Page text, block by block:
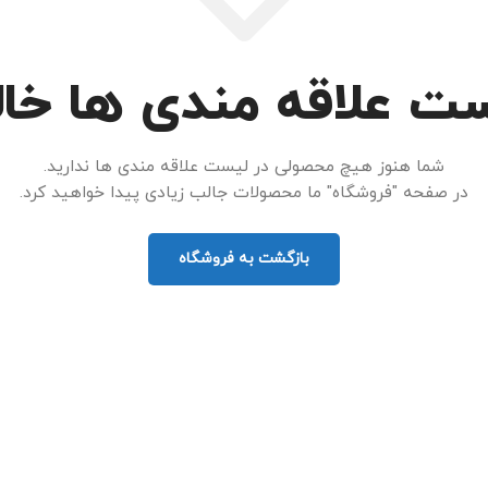
علاقه مندی ها
شما هنوز هیچ محصولی در لیست علاقه مندی ها ندارید.
در صفحه "فروشگاه" ما محصولات جالب زیادی پیدا خواهید کرد.
بازگشت به فروشگاه